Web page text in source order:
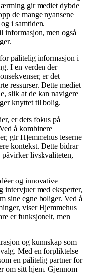
gir mediet dybde
de mange nyansene
i samtiden.
informasjon, men også
pålitelig informasjon i
I en verden der
er det
ressurser. Dette mediet
slik at de kan navigere
knyttet til bolig.
er dets fokus på
å kombinere
gir Hjemmehus leserne
kontekst. Dette bidrar
påvirker livskvaliteten,
og innovative
intervjuer med eksperter,
sine egne boliger. Ved å
viser Hjemmehus
er funksjonelt, men
og kunnskap som
Med en forpliktelse
en pålitelig partner for
om sitt hjem. Gjennom